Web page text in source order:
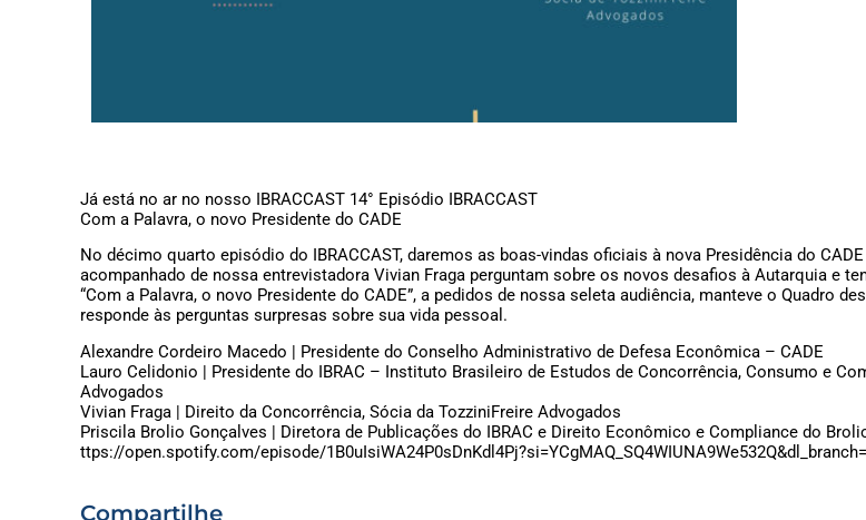
Já está no ar no nosso IBRACCAST 14° Episódio IBRACCAST
Com a Palavra, o novo Presidente do CADE
No décimo quarto episódio do IBRACCAST, daremos as boas-vindas oficiais à nova Presidência do
acompanhado de nossa entrevistadora Vivian Fraga perguntam sobre os novos desafios à Autarquia e
“Com a Palavra, o novo Presidente do CADE”, a pedidos de nossa seleta audiência, manteve o Quadro
responde às perguntas surpresas sobre sua vida pessoal.
Alexandre Cordeiro Macedo | Presidente do Conselho Administrativo de Defesa Econômica – CADE
Lauro Celidonio | Presidente do IBRAC – Instituto Brasileiro de Estudos de Concorrência, Consumo e
Advogados
Vivian Fraga | Direito da Concorrência, Sócia da TozziniFreire Advogados
Priscila Brolio Gonçalves | Diretora de Publicações do IBRAC e Direito Econômico e Compliance do
ttps://open.spotify.com/episode/
Compartilhe